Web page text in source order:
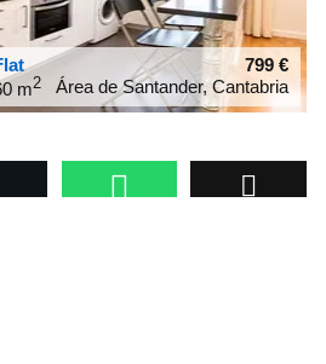
799 €
m2
Área de Santander, Cantabria
43.4558
-3.85085